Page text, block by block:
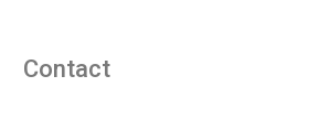
Contact